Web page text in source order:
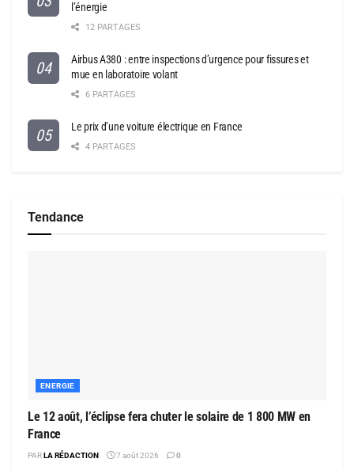
l’énergie
12 PARTAGES
Airbus A380 : entre inspections d’urgence pour fissures et
mue en laboratoire volant
6 PARTAGES
Le prix d’une voiture électrique en France
4 PARTAGES
Tendance
ENERGIE
Le 12 août, l’éclipse fera chuter le solaire de 1 800 MW en
France
PARLA RÉDACTION 7 août 2026 0